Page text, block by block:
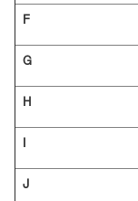
F
G
H
I
J